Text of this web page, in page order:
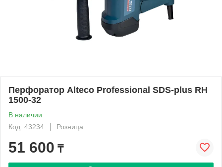
Перфоратор Alteco Professional SDS-plus RH
1500-32
В наличии
Код: 43234
Розница
51 600 ₸